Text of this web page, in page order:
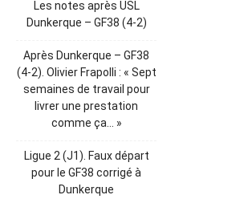
Les notes après USL
Dunkerque – GF38 (4-2)
Après Dunkerque – GF38
(4-2). Olivier Frapolli : « Sept
semaines de travail pour
livrer une prestation
comme ça… »
Ligue 2 (J1). Faux départ
pour le GF38 corrigé à
Dunkerque